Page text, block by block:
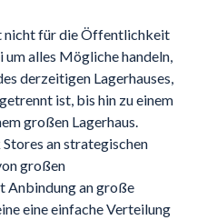
nicht für die Öffentlichkeit
um alles Mögliche handeln,
derzeitigen Lagerhauses,
ist, bis hin zu einem
großen Lagerhaus.
an strategischen
großen
Anbindung an große
eine einfache Verteilung